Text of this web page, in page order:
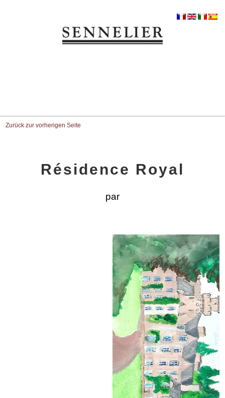
Zurück zur vorherigen Seite
Résidence Royal
par